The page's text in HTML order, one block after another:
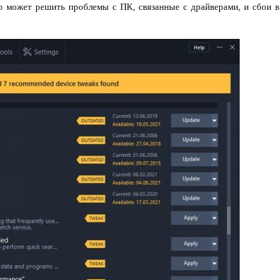
может решить проблемы с ПК, связанные с драйверами, и сбои в